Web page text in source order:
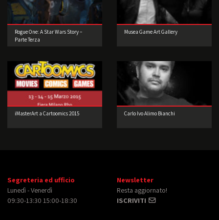
Rogue One: A Star Wars Story –
Parte Terza
Musea Game Art Gallery
iMasterArt a Cartoomics 2015 Carlo Ivo Alimo Bianchi
Segreteria ed ufficio
Lunedì - Venerdì
09:30-13:30 15:00-18:30
Newsletter
Resta aggiornato!
ISCRIVITI